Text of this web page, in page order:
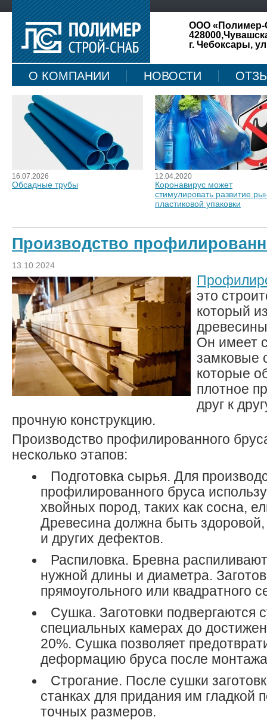
ООО «Полимер-
г. Чебоксары,
О КОМПАНИИ НОВОСТИ
КАРТА САЙТА
16.07.2026
Обсадные трубы
12.04.2020
Коронавирус может
стимулировать развитие
пластиковой упаковки
Производство
13.10.2024
это
который
Он имеет
замковые
которые
плотное
друг к
прочную конструкцию.
Производство профилированного
несколько этапов:
Подготовка сырья. Для
профилированного бруса
хвойных пород, таких как сосна,
Древесина должна быть
и других дефектов.
Распиловка. Бревна
нужной длины и диаметра.
прямоугольного или квадратного
Сушка. Заготовки подвергаются
специальных камерах до
20%. Сушка позволяет
деформацию бруса после
Строгание. После сушки
станках для придания им гладкой
точных размеров.